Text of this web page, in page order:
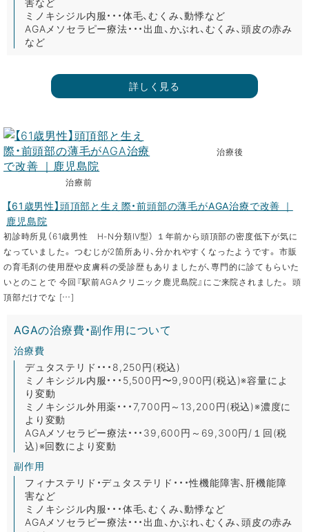
ミノキシジル内服・・・体毛、むくみ、動悸など
AGAメソセラピー療法・・・出血、かぶれ、むくみ、頭皮の赤み
など
詳しく見る
治療前
治療後
【61歳男性】頭頂部と生え際・前頭部の薄毛がAGA治療で改善 ｜
鹿児島院
初診時所見（61歳男性 H-N分類Ⅳ型） １年前から頭頂部の密度低下が気に
なっていました。 つむじが2箇所あり、分かれやすくなったようです。 市販
の育毛剤の使用歴や皮膚科の受診歴もありましたが、専門的に診てもらいた
いとのことで 今回『駅前AGAクリニック鹿児島院』にご来院されました。 頭
頂部だけでな […]
AGAの治療費・副作用について
治療費
デュタステリド・・・8,250円(税込)
ミノキシジル内服・・・5,500円〜9,900円(税込)※容量によ
り変動
ミノキシジル外用薬・・・7,700円～13,200円(税込)※濃度に
より変動
AGAメソセラピー療法・・・39,600円～69,300円/１回(税
込)※回数により変動
副作用
フィナステリド・デュタステリド・・・性機能障害、肝機能障
害など
ミノキシジル内服・・・体毛、むくみ、動悸など
AGAメソセラピー療法・・・出血、かぶれ、むくみ、頭皮の赤み